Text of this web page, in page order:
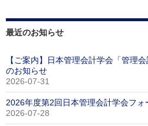
最近のお知らせ
【ご案内】日本管理会計学会「管理
のお知らせ
2026-07-31
2026年度第2回日本管理会計学会フォ
2026-07-28